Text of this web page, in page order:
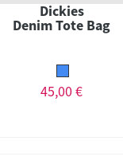
Dickies
Denim Tote Bag
45,00 €